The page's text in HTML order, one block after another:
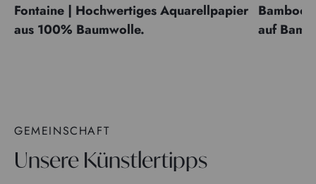
Fontaine | Hochwertiges Aquarellpapier
aus 100% Baumwolle.
Bamboo
auf
GEMEINSCHAFT
Unsere Künstlertipps